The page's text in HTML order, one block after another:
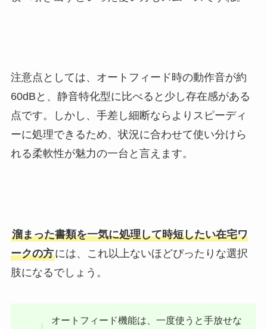
注意点としては、オートフィード時の動作音が約
60dBと、静音特化型に比べると少し存在感がある
点です。しかし、手差し細断ならよりスピーディ
ーに処理できるため、状況に合わせて使い分けら
れる柔軟性が魅力の一台と言えます。
溜まった書類を一気に処理して時短したい在宅ワ
ークの方には、これ以上ないほどぴったりな選択
肢になるでしょう。
オートフィード機能は、一度使うと手放せな